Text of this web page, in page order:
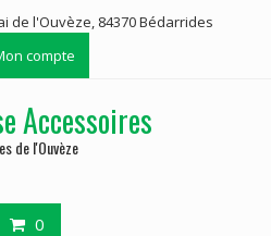
de l'Ouvèze, 84370 Bédarrides
compte
Accessoires
de l'Ouvèze
0